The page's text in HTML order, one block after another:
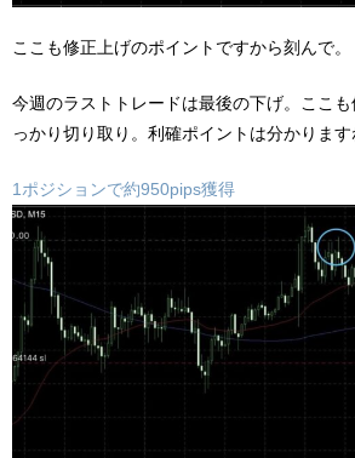
ここも修正上げのポイントですから刻んで。
今週のラストトレードは最後の下げ。ここ
っかり切り取り。利確ポイントは分かります
1ポジションで約950pips獲得